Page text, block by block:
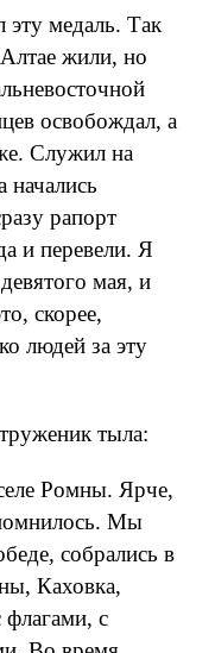
эту медаль. Так
жили, но
освобождал, а
Служил на
начались
рапорт
и перевели. Я
мая, и
скорее,
людей за эту
тыла:
Ромны. Ярче,
Мы
собрались в
Каховка,
с